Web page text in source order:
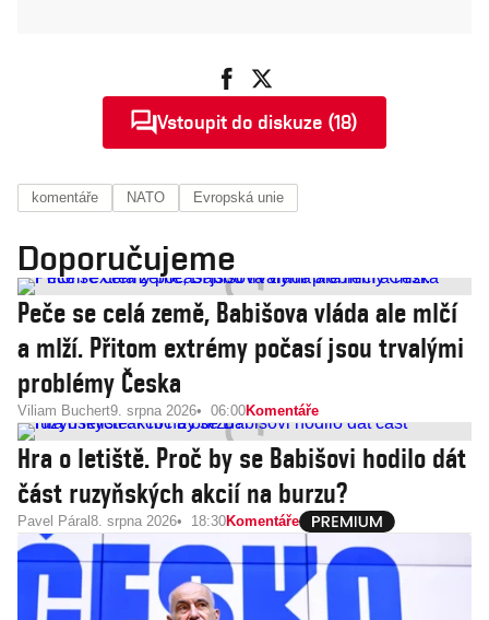
Vstoupit do diskuze (18)
komentáře NATO Evropská unie
Doporučujeme
Peče se celá země, Babišova vláda ale mlčí
a mlží. Přitom extrémy počasí jsou trvalými
problémy Česka
Viliam Buchert9. srpna 2026 06:00Komentáře
Hra o letiště. Proč by se Babišovi hodilo dát
část ruzyňských akcií na burzu?
Pavel Páral 8. srpna 2026 18:30Komentáře